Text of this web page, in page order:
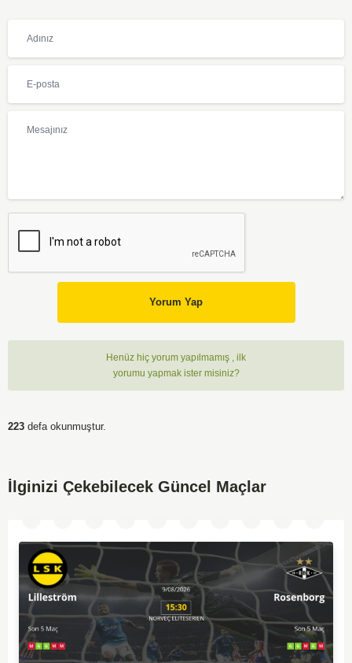
Yorum Yap
Henüz hiç yorum yapılmamış , ilk
yorumu yapmak ister misiniz?
223 defa okunmuştur.
İlginizi Çekebilecek Güncel Maçlar